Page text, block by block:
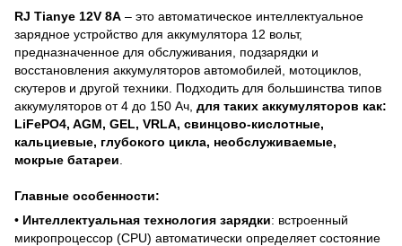
RJ Tianye 12V 8A – это автоматическое интеллектуальное
зарядное устройство для аккумулятора 12 вольт,
предназначенное для обслуживания, подзарядки и
восстановления аккумуляторов автомобилей, мотоциклов,
скутеров и другой техники. Подходить для большинства типов
аккумуляторов от 4 до 150 Ач, для таких аккумуляторов как:
LiFePO4, AGM, GEL, VRLA, свинцово-кислотные,
кальциевые, глубокого цикла, необслуживаемые,
мокрые батареи
Главные особенности:
• Интеллектуальная технология зарядки: встроенный
микропроцессор (CPU) автоматически определяет состояние